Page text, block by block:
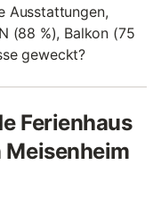
Ausstattungen,
(88 %), Balkon (75
geweckt?
Ferienhaus